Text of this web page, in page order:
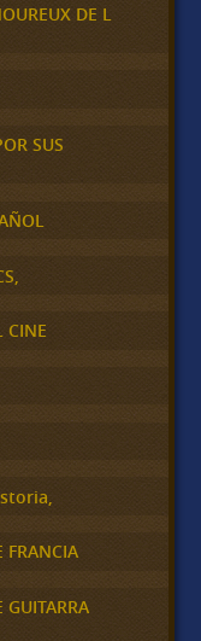
DE L
SUS
CINE
FRANCIA
GUITARRA